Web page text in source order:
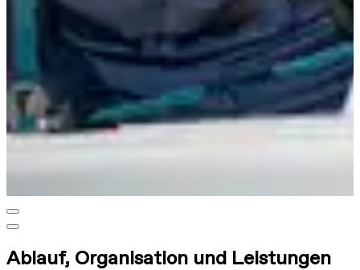
Ablauf, Organisation und Leistungen